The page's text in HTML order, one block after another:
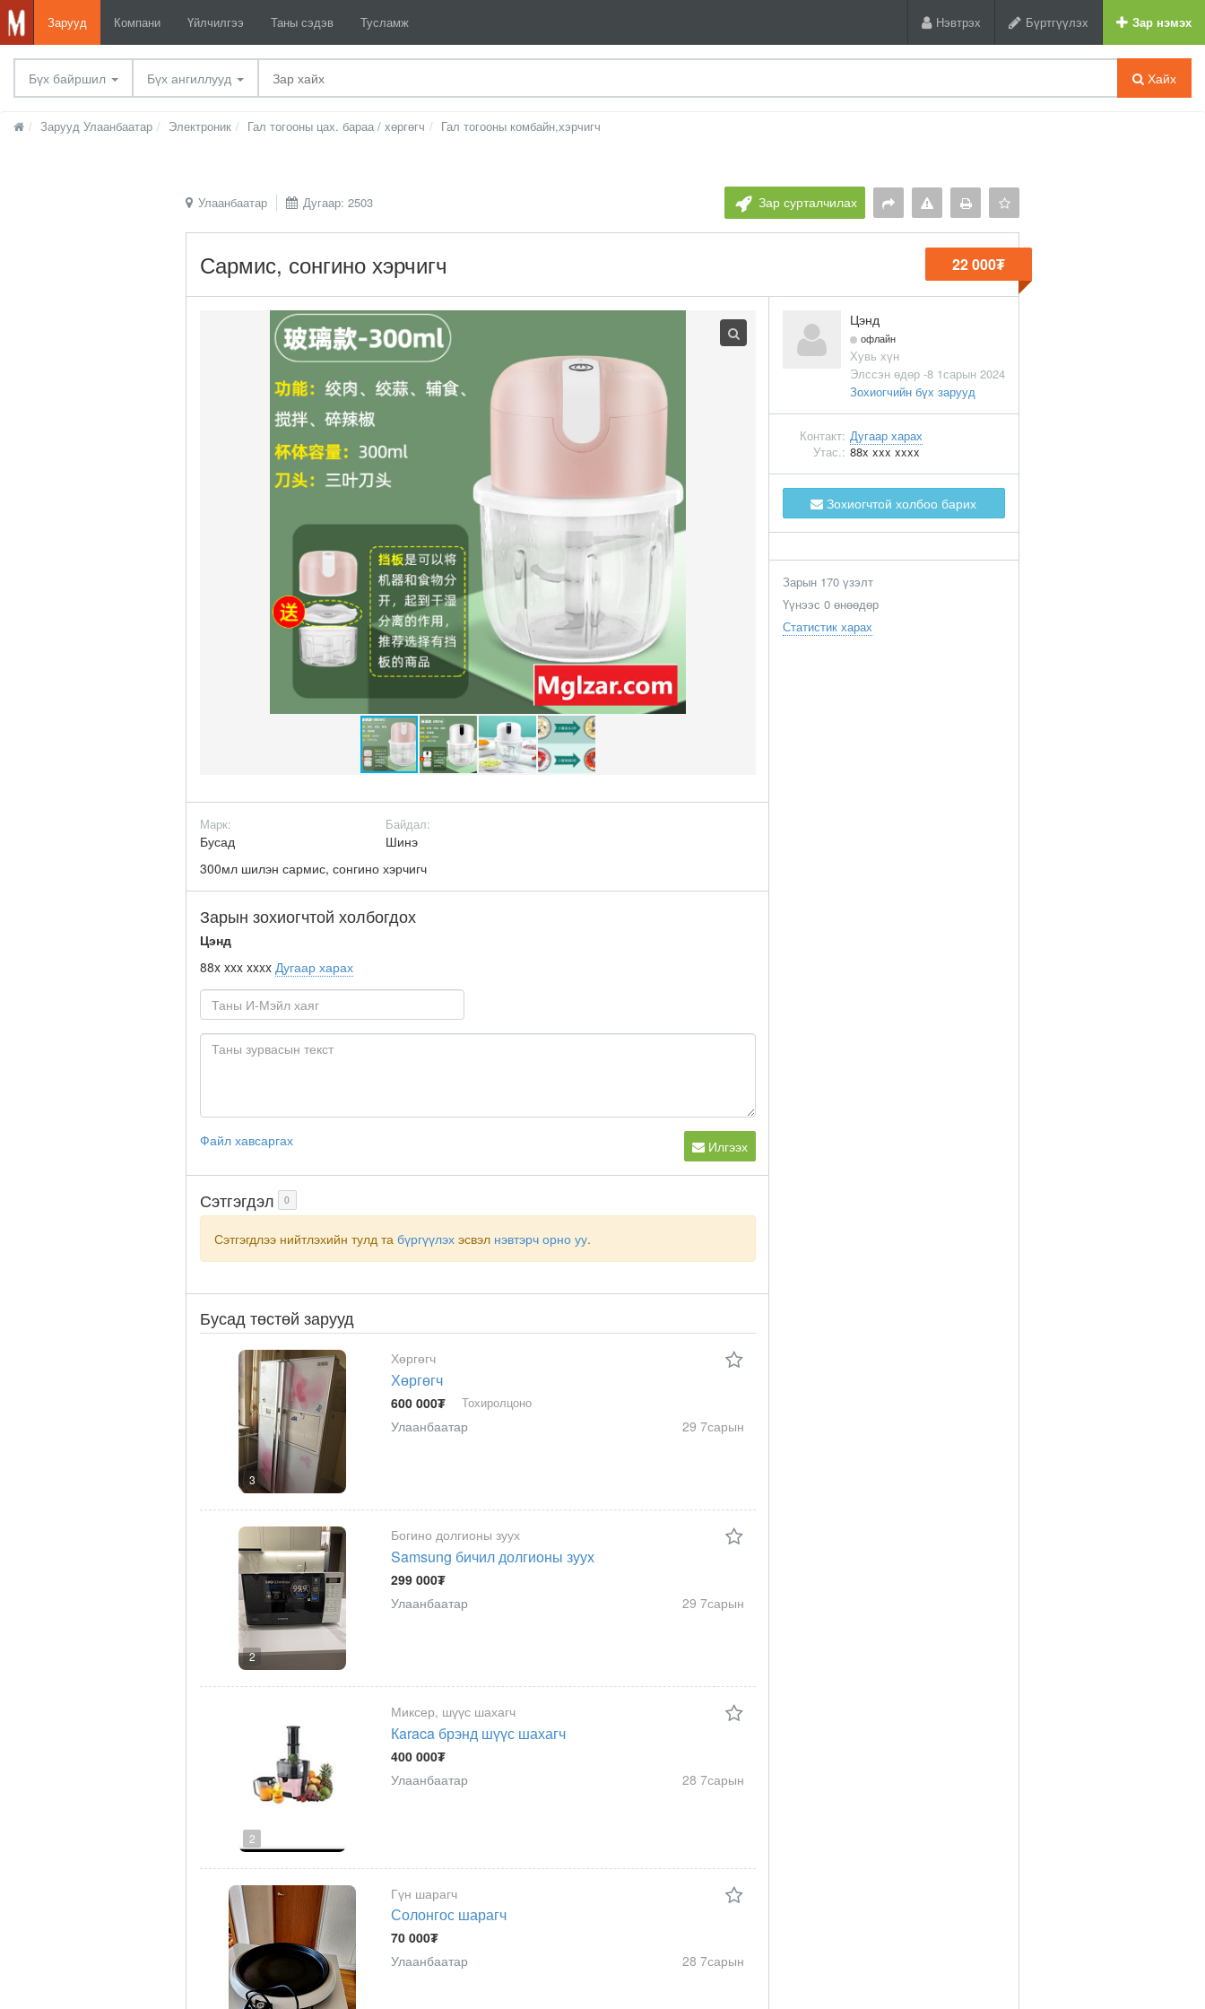
Зарууд Компани Үйлчилгээ Таны сэдэв Тусламж Нэвтрэх Бүртгүүлэх Зар нэмэх
Бүх байршил Бүх ангиллууд Хайх
Зарууд Улаанбаатар Электроник Гал тогооны цах. бараа / хөргөгч Гал тогооны комбайн,хэрчигч
Улаанбаатар Дугаар: 2503 Зар сурталчилах
Сармис, сонгино хэрчигч 22 000₮
Марк:
Бусад
Байдал:
Шинэ
300мл шилэн сармис, сонгино хэрчигч
Зарын зохиогчтой холбогдох
Цэнд
88x xxx xxxx Дугаар харах
Файл хавсаргах Илгээх
Сэтгэгдэл 0
Сэтгэгдлээ нийтлэхийн тулд та бүргүүлэх эсвэл нэвтэрч орно уу.
Бусад төстөй зарууд
3
Хөргөгч
Хөргөгч
600 000₮ Тохиролцоно
Улаанбаатар 29 7сарын
2
Богино долгионы зуух
Samsung бичил долгионы зуух
299 000₮
Улаанбаатар
29 7сарын
2
Миксер, шүүс шахагч
Кaraca брэнд шүүс шахагч
400 000₮
Улаанбаатар
28 7сарын
Гүн шарагч
Солонгос шарагч
70 000₮
Улаанбаатар
28 7сарын
Цэнд
офлайн
Хувь хүн
Элссэн өдөр -8 1сарын 2024
Зохиогчийн бүх зарууд
Контакт: Дугаар харах
Утас.: 88x xxx xxxx
Зохиогчтой холбоо барих
Зарын 170 үзэлт
Үүнээс 0 өнөөдөр
Статистик харах